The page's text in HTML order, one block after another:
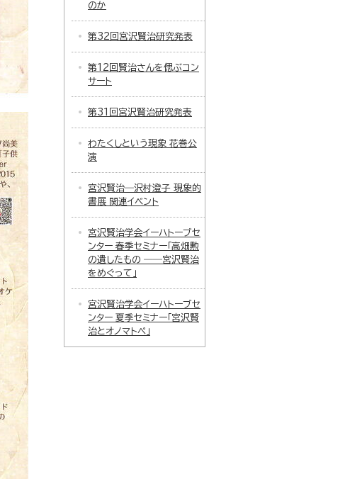
のか
第32回宮沢賢治研究発表
第12回賢治さんを偲ぶコン
サート
第31回宮沢賢治研究発表
わたくしという現象 花巻公
演
宮沢賢治―沢村澄子 現象的
書展 関連イベント
宮沢賢治学会イーハトーブセ
ンター 春季セミナー「高畑勲
の遺したもの ――宮沢賢治
をめぐって」
宮沢賢治学会イーハトーブセ
ンター 夏季セミナー「宮沢賢
治とオノマトペ」